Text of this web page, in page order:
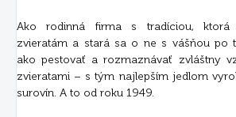
Ako rodinná firma s tradíciou,
zvieratám a stará sa o ne s vášňou po
ako pestovať a rozmaznávať zvláštny
zvieratami – s tým najlepším jedlom
surovín. A to od roku 1949.